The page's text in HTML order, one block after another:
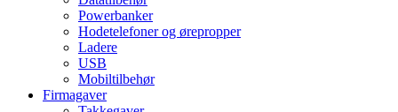
Powerbanker
Hodetelefoner og ørepropper
Ladere
USB
Mobiltilbehør
Firmagaver